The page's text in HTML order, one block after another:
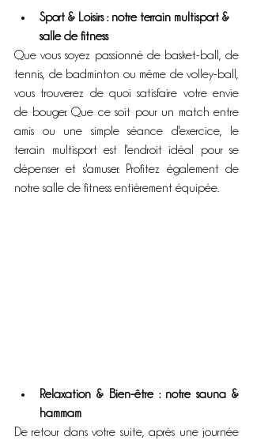
Sport & Loisirs : notre terrain multisport &
salle de fitness
Que vous soyez passionné de basket-ball, de
tennis, de badminton ou même de volley-ball,
vous trouverez de quoi satisfaire votre envie
de bouger. Que ce soit pour un match entre
amis ou une simple séance d'exercice, le
terrain multisport est l'endroit idéal pour se
dépenser et s'amuser. Profitez également de
notre salle de fitness entièrement équipée.
Relaxation & Bien-être : notre sauna &
hammam
De retour dans votre suite, après une journée